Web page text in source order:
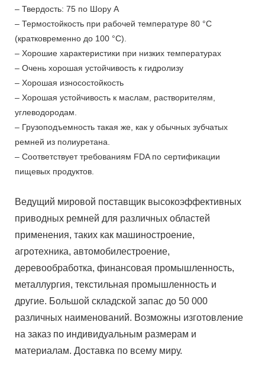
– Твердость: 75 по Шору А
– Термостойкость при рабочей температуре 80 °C
(кратковременно до 100 °C).
– Хорошие характеристики при низких температурах
– Очень хорошая устойчивость к гидролизу
– Хорошая износостойкость
– Хорошая устойчивость к маслам, растворителям,
углеводородам.
– Грузоподъемность такая же, как у обычных зубчатых
ремней из полиуретана.
– Соответствует требованиям FDA по сертификации
пищевых продуктов.
Ведущий мировой поставщик высокоэффективных
приводных ремней для различных областей
применения, таких как машиностроение,
агротехника, автомобилестроение,
деревообработка, финансовая промышленность,
металлургия, текстильная промышленность и
другие. Большой складской запас до 50 000
различных наименований. Возможны изготовление
на заказ по индивидуальным размерам и
материалам. Доставка по всему миру.